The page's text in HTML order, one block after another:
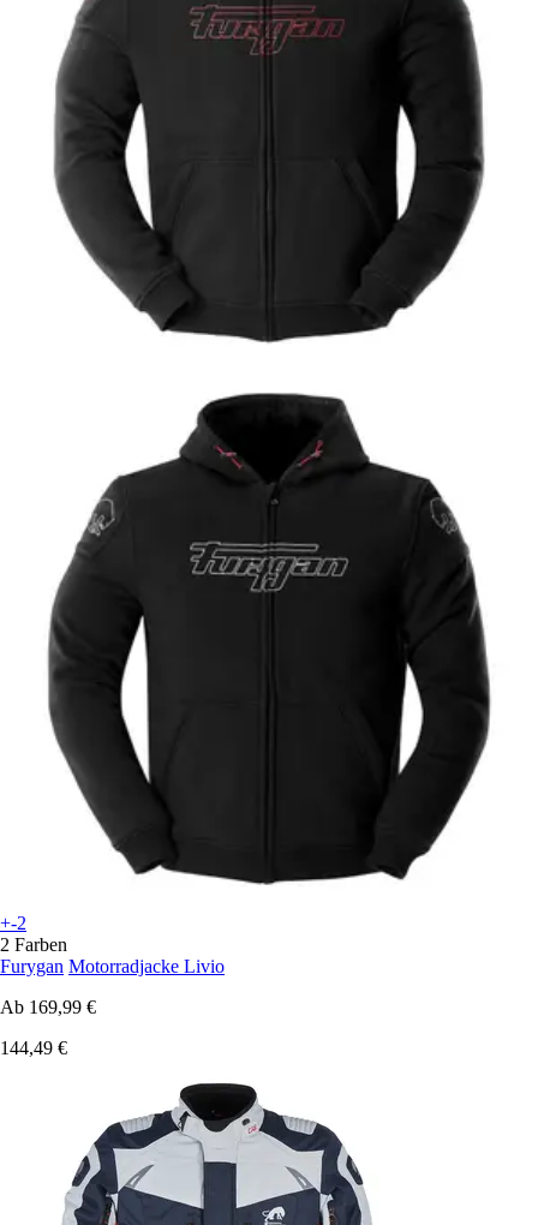
+-2
2 Farben
Furygan Motorradjacke Livio
Ab 169,99 €
144,49 €